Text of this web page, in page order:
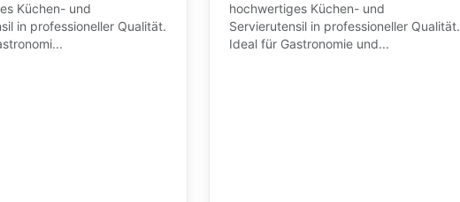
Küchen- und
in professioneller Qualität.
hochwertiges Küchen- und
Servierutensil in professioneller Qualität.
Ideal für Gastronomie und...